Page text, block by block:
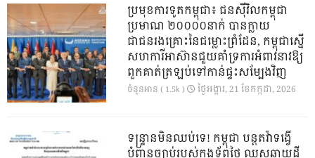
ប្រមុខការទូតកម្ពុជា៖ ជនស៊ីវិលកម្ពុជា
ប្រមាណ ២០០០០នាក់ បានក្លាយ
ជាជនរងគ្រោះនៃជម្លោះព្រំដែន, កម្ពុជាស្នើ
សហការីអាស៊ានជួយគាំទ្រការអំពាវនាវឱ្យ
ពួកគាត់ត្រឡប់ទៅកាន់ផ្ទះសម្បែងវិញ
ចំនួនអាន ( 1.5k ) ថ្ងៃ​អង្គារ, 21 ខែ​កក្កដា, 2026
ទន្ទ្រានមិនឈប់ទេ! កម្ពុជា បន្តតវ៉ាទង្វើ
បំពានច្បាប់របស់កងទ័ពថៃ ឈូសឆាយដី